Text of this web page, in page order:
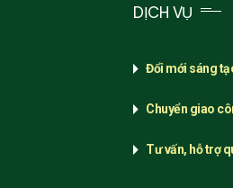
DỊCH VỤ
Đổi mới sáng
Chuyển giao
Tư vấn, hỗ trợ